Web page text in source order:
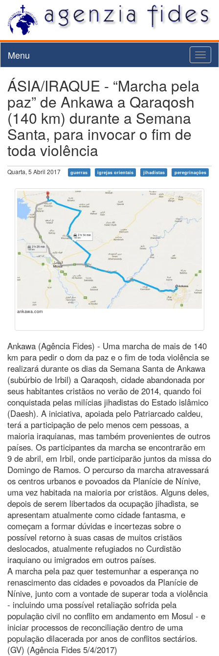
Menu
ÁSIA/IRAQUE - “Marcha pela
paz” de Ankawa a Qaraqosh
(140 km) durante a Semana
Santa, para invocar o fim de
toda violência
Quarta, 5 Abril 2017 guerras igrejas orientais jihadistas peregrinações
ankawa.com
Ankawa (Agência Fides) - Uma marcha de mais de 140
km para pedir o dom da paz e o fim de toda violência se
realizará durante os dias da Semana Santa de Ankawa
(subúrbio de Irbil) a Qaraqosh, cidade abandonada por
seus habitantes cristãos no verão de 2014, quando foi
conquistada pelas milícias jihadistas do Estado islâmico
(Daesh). A iniciativa, apoiada pelo Patriarcado caldeu,
terá a participação de pelo menos cem pessoas, a
maioria iraquianas, mas também provenientes de outros
países. Os participantes da marcha se encontrarão em
9 de abril, em Irbil, onde participarão juntos da missa do
Domingo de Ramos. O percurso da marcha atravessará
os centros urbanos e povoados da Planície de Nínive,
uma vez habitada na maioria por cristãos. Alguns deles,
depois de serem libertados da ocupação jihadista, se
apresentam atualmente como cidade fantasma, e
começam a formar dúvidas e incertezas sobre o
possível retorno à suas casas de muitos cristãos
deslocados, atualmente refugiados no Curdistão
iraquiano ou imigrados em outros países.
A marcha pela paz quer testemunhar a esperança no
renascimento das cidades e povoados da Planície de
Nínive, junto com a vontade de superar toda a violência
- incluindo uma possível retaliação sofrida pela
população civil no conflito em andamento em Mosul - e
iniciar processos de reconciliação dentro de uma
população dilacerada por anos de conflitos sectários.
(GV) (Agência Fides 5/4/2017)